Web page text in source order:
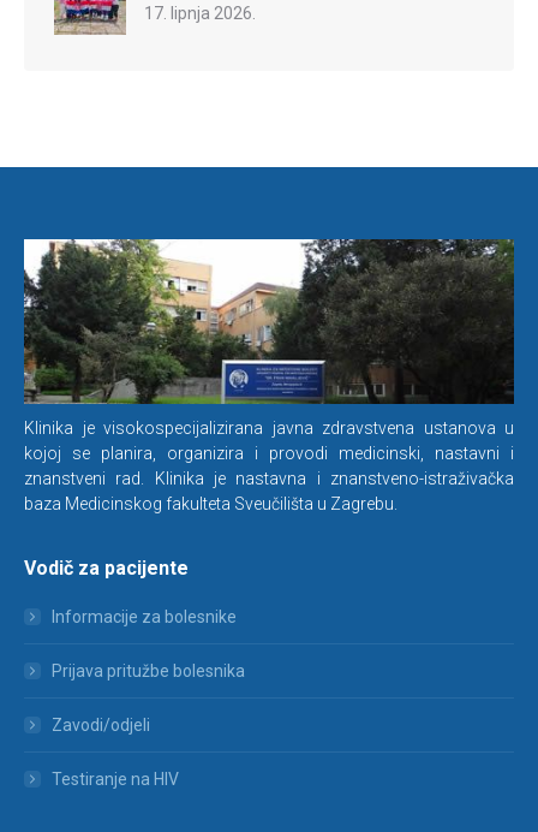
17. lipnja 2026.
Klinika je visokospecijalizirana javna zdravstvena ustanova u
kojoj se planira, organizira i provodi medicinski, nastavni i
znanstveni rad. Klinika je nastavna i znanstveno-istraživačka
baza Medicinskog fakulteta Sveučilišta u Zagrebu.
Vodič za pacijente
Informacije za bolesnike
Prijava pritužbe bolesnika
Zavodi/odjeli
Testiranje na HIV